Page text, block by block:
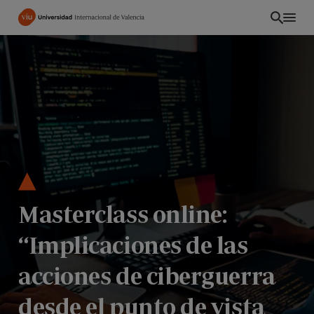
Pasar
contenido
principal
EC
Masterclass online:
“Implicaciones de las
acciones de ciberguerra
desde el punto de vista